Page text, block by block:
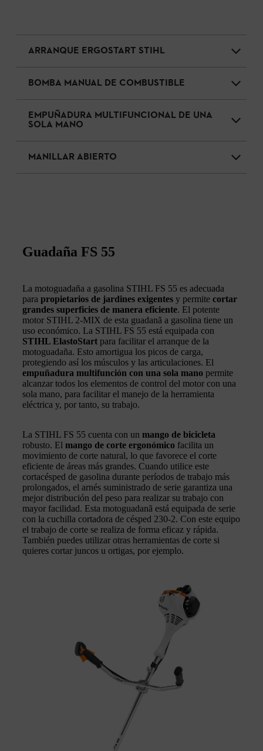
ARRANQUE ERGOSTART STIHL
BOMBA MANUAL DE COMBUSTIBLE
EMPUÑADURA MULTIFUNCIONAL DE UNA
SOLA MANO
MANILLAR ABIERTO
Guadaña FS 55
La motoguadaña a gasolina STIHL FS 55 es adecuada
para propietarios de jardines exigentes y permite cortar
grandes superficies de manera eficiente. El potente
motor STIHL 2-MIX de esta guadanã a gasolina tiene un
uso económico. La STIHL FS 55 está equipada con
STIHL ElastoStart para facilitar el arranque de la
motoguadaña. Esto amortigua los picos de carga,
protegiendo así los músculos y las articulaciones. El
empuñadura multifunción con una sola mano permite
alcanzar todos los elementos de control del motor con una
sola mano, para facilitar el manejo de la herramienta
eléctrica y, por tanto, su trabajo.
La STIHL FS 55 cuenta con un mango de bicicleta
robusto. El mango de corte ergonómico facilita un
movimiento de corte natural, lo que favorece el corte
eficiente de áreas más grandes. Cuando utilice este
cortacésped de gasolina durante períodos de trabajo más
prolongados, el arnés suministrado de serie garantiza una
mejor distribución del peso para realizar su trabajo con
mayor facilidad. Esta motoguadanã está equipada de serie
con la cuchilla cortadora de césped 230-2. Con este equipo
el trabajo de corte se realiza de forma eficaz y rápida.
También puedes utilizar otras herramientas de corte si
quieres cortar juncos u ortigas, por ejemplo.